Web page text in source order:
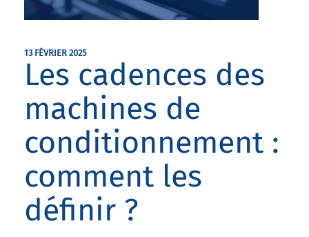
13 FÉVRIER 2025
Les cadences des
machines de
conditionnement :
comment les
définir ?